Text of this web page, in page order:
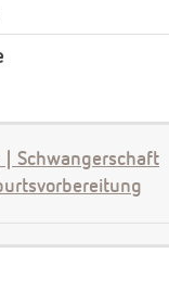
| Schwangerschaft